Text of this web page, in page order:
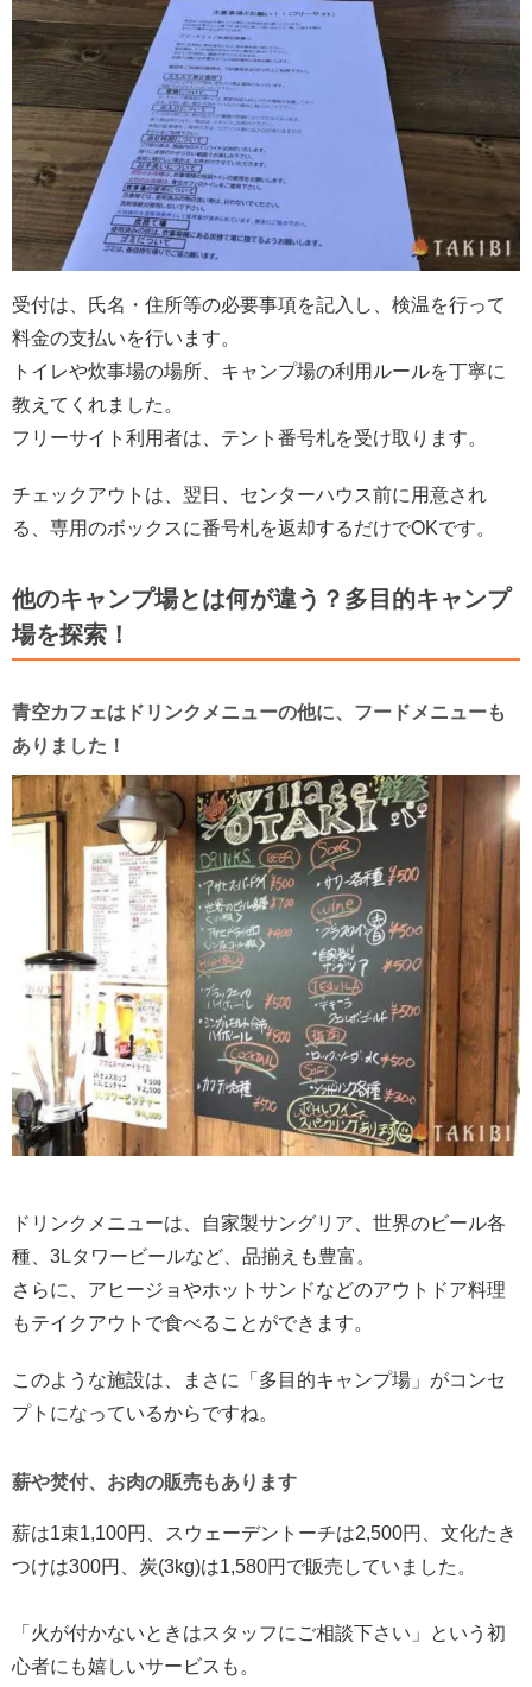
受付は、氏名・住所等の必要事項を記入し、検温を行って
料金の支払いを行います。
トイレや炊事場の場所、キャンプ場の利用ルールを丁寧に
教えてくれました。
フリーサイト利用者は、テント番号札を受け取ります。
チェックアウトは、翌日、センターハウス前に用意され
る、専用のボックスに番号札を返却するだけでOKです。
他のキャンプ場とは何が違う？多目的キャンプ
場を探索！
青空カフェはドリンクメニューの他に、フードメニューも
ありました！
ドリンクメニューは、自家製サングリア、世界のビール各
種、3Lタワービールなど、品揃えも豊富。
さらに、アヒージョやホットサンドなどのアウトドア料理
もテイクアウトで食べることができます。
このような施設は、まさに「多目的キャンプ場」がコンセ
プトになっているからですね。
薪や焚付、お肉の販売もあります
薪は1束1,100円、スウェーデントーチは2,500円、文化たき
つけは300円、炭(3kg)は1,580円で販売していました。
「火が付かないときはスタッフにご相談下さい」という初
心者にも嬉しいサービスも。